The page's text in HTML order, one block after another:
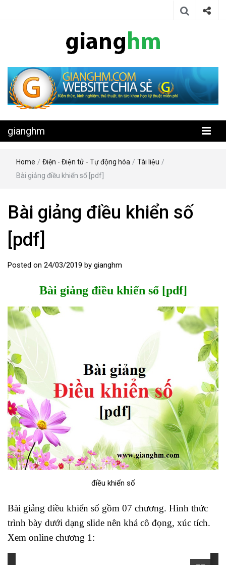
gianghm
kỹ thuật miễn phí
gianghm
Home / Điện - Điện tử - Tự động hóa / Tài liệu /
Bài giảng điều khiển số [pdf]
Bài giảng điều khiển số
[pdf]
Posted on 24/03/2019 by gianghm
Bài giảng điều khiển số [pdf]
điều khiển số
Bài giảng điều khiển số gồm 07 chương. Hình thức
trình bày dưới dạng slide nên khá cô đọng, xúc tích.
Xem online chương 1: